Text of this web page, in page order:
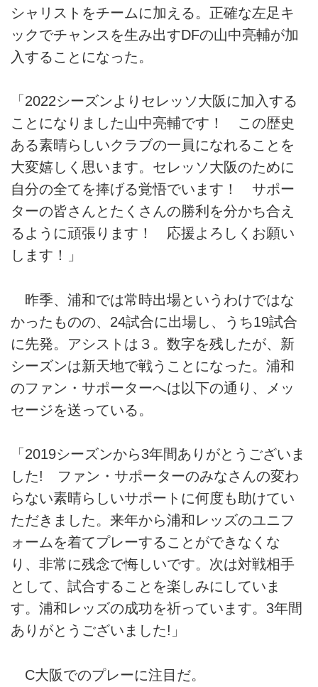
シャリストをチームに加える。正確な左足キ
ックでチャンスを生み出すDFの山中亮輔が加
入することになった。
「2022シーズンよりセレッソ大阪に加入する
ことになりました山中亮輔です！ この歴史
ある素晴らしいクラブの一員になれることを
大変嬉しく思います。セレッソ大阪のために
自分の全てを捧げる覚悟でいます！ サポー
ターの皆さんとたくさんの勝利を分かち合え
るように頑張ります！ 応援よろしくお願い
します！」
昨季、浦和では常時出場というわけではな
かったものの、24試合に出場し、うち19試合
に先発。アシストは３。数字を残したが、新
シーズンは新天地で戦うことになった。浦和
のファン・サポーターへは以下の通り、メッ
セージを送っている。
「2019シーズンから3年間ありがとうございま
した! ファン・サポーターのみなさんの変わ
らない素晴らしいサポートに何度も助けてい
ただきました。来年から浦和レッズのユニフ
ォームを着てプレーすることができなくな
り、非常に残念で悔しいです。次は対戦相手
として、試合することを楽しみにしていま
す。浦和レッズの成功を祈っています。3年間
ありがとうございました!」
C大阪でのプレーに注目だ。